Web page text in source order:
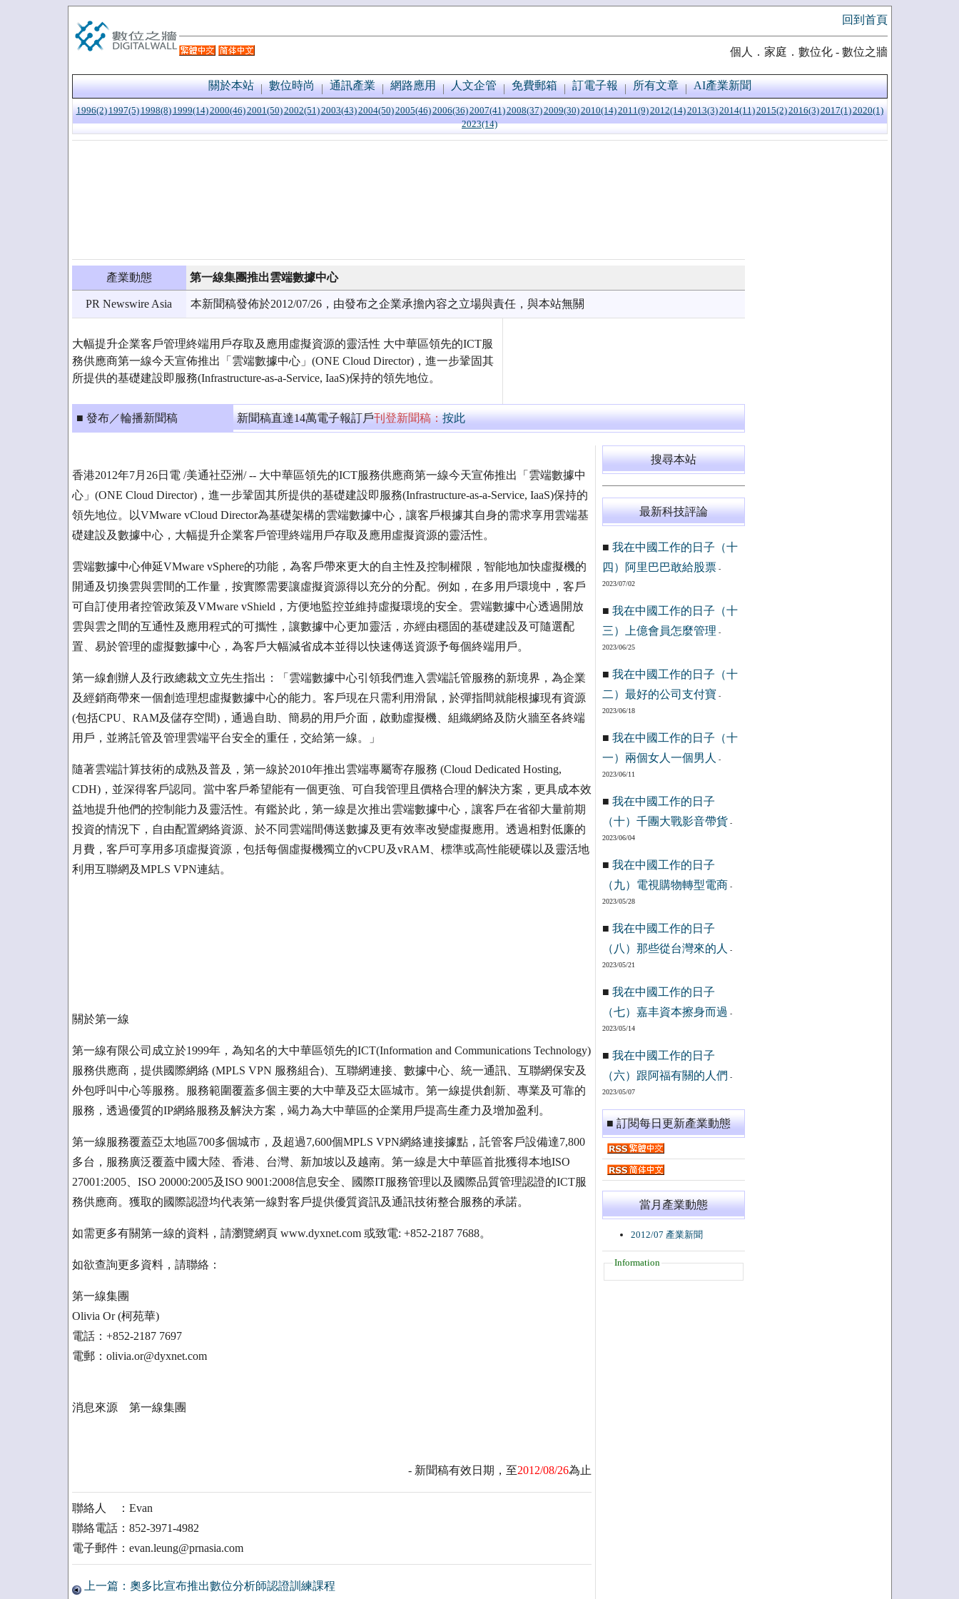
回到首頁
個人．家庭．數位化 - 數位之牆
關於本站 數位時尚 通訊產業 網路應用 人文企管 免費郵箱 訂電子報 所有文章 AI產業新聞
1996(2) 1997(5) 1998(8) 1999(14)2000(46)2001(50)2002(51)2003(43)2004(50)2005(46)2006(36)2007(41)2008(37)2009(30)2010(14)2011(9)2012(14)2013(3)2014(11)2015(2)2016(3)2017(1)2020(1)
2023(14)
產業動態 第一線集團推出雲端數據中心
PR Newswire Asia 本新聞稿發佈於2012/07/26，由發布之企業承擔內容之立場與責任，與本站無關
大幅提升企業客戶管理終端用戶存取及應用虛擬資源的靈活性 大中華區領先的ICT服
務供應商第一線今天宣佈推出「雲端數據中心」(ONE Cloud Director)，進一步鞏固其
所提供的基礎建設即服務(Infrastructure-as-a-Service, IaaS)保持的領先地位。
■ 發布／輪播新聞稿 新聞稿直達14萬電子報訂戶刊登新聞稿：按此
香港2012年7月26日電 /美通社亞洲/ -- 大中華區領先的ICT服務供應商第一線今天宣佈推出「雲端數據中
心」(ONE Cloud Director)，進一步鞏固其所提供的基礎建設即服務(Infrastructure-as-a-Service, IaaS)保持的
領先地位。以VMware vCloud Director為基礎架構的雲端數據中心，讓客戶根據其自身的需求享用雲端基
礎建設及數據中心，大幅提升企業客戶管理終端用戶存取及應用虛擬資源的靈活性。
雲端數據中心伸延VMware vSphere的功能，為客戶帶來更大的自主性及控制權限，智能地加快虛擬機的
開通及切換雲與雲間的工作量，按實際需要讓虛擬資源得以充分的分配。例如，在多用戶環境中，客戶
可自訂使用者控管政策及VMware vShield，方便地監控並維持虛擬環境的安全。雲端數據中心透過開放
雲與雲之間的互通性及應用程式的可攜性，讓數據中心更加靈活，亦經由穩固的基礎建設及可隨選配
置、易於管理的虛擬數據中心，為客戶大幅減省成本並得以快速傳送資源予每個終端用戶。
第一線創辦人及行政總裁文立先生指出：「雲端數據中心引領我們進入雲端託管服務的新境界，為企業
及經銷商帶來一個創造理想虛擬數據中心的能力。客戶現在只需利用滑鼠，於彈指間就能根據現有資源
(包括CPU、RAM及儲存空間)，通過自助、簡易的用戶介面，啟動虛擬機、組織網絡及防火牆至各終端
用戶，並將託管及管理雲端平台安全的重任，交給第一線。」
隨著雲端計算技術的成熟及普及，第一線於2010年推出雲端專屬寄存服務 (Cloud Dedicated Hosting,
CDH)，並深得客戶認同。當中客戶希望能有一個更強、可自我管理且價格合理的解決方案，更具成本效
益地提升他們的控制能力及靈活性。有鑑於此，第一線是次推出雲端數據中心，讓客戶在省卻大量前期
投資的情況下，自由配置網絡資源、於不同雲端間傳送數據及更有效率改變虛擬應用。透過相對低廉的
月費，客戶可享用多項虛擬資源，包括每個虛擬機獨立的vCPU及vRAM、標準或高性能硬碟以及靈活地
利用互聯網及MPLS VPN連結。
關於第一線
第一線有限公司成立於1999年，為知名的大中華區領先的ICT(Information and Communications Technology)
服務供應商，提供國際網絡 (MPLS VPN 服務組合)、互聯網連接、數據中心、統一通訊、互聯網保安及
外包呼叫中心等服務。服務範圍覆蓋多個主要的大中華及亞太區城市。第一線提供創新、專業及可靠的
服務，透過優質的IP網絡服務及解決方案，竭力為大中華區的企業用戶提高生產力及增加盈利。
第一線服務覆蓋亞太地區700多個城市，及超過7,600個MPLS VPN網絡連接據點，託管客戶設備達7,800
多台，服務廣泛覆蓋中國大陸、香港、台灣、新加坡以及越南。第一線是大中華區首批獲得本地ISO
27001:2005、ISO 20000:2005及ISO 9001:2008信息安全、國際IT服務管理以及國際品質管理認證的ICT服
務供應商。獲取的國際認證均代表第一線對客戶提供優質資訊及通訊技術整合服務的承諾。
如需更多有關第一線的資料，請瀏覽網頁 www.dyxnet.com 或致電: +852-2187 7688。
如欲查詢更多資料，請聯絡：
第一線集團
Olivia Or (柯苑華)
電話：+852-2187 7697
電郵：olivia.or@dyxnet.com
消息來源 第一線集團
- 新聞稿有效日期，至2012/08/26為止
聯絡人 ：Evan
聯絡電話：852-3971-4982
電子郵件：evan.leung@prnasia.com
上一篇：奧多比宣布推出數位分析師認證訓練課程
搜尋本站
最新科技評論
■ 我在中國工作的日子（十
四）阿里巴巴敢給股票-
2023/07/02
■ 我在中國工作的日子（十
三）上億會員怎麼管理 -
2023/06/25
■ 我在中國工作的日子（十
二）最好的公司支付寶 -
2023/06/18
■ 我在中國工作的日子（十
一）兩個女人一個男人
-
2023/06/11
■ 我在中國工作的日子
（十）千團大戰影音帶貨 -
2023/06/04
■ 我在中國工作的日子
（九）電視購物轉型電商 -
2023/05/28
■ 我在中國工作的日子
（八）那些從台灣來的人
-
2023/05/21
■ 我在中國工作的日子
（七）嘉丰資本擦身而過 -
2023/05/14
■ 我在中國工作的日子
（六）跟阿福有關的人們 -
2023/05/07
■ 訂閱每日更新產業動態
當月產業動態
2012/07 產業新聞
Information